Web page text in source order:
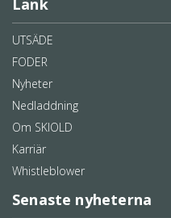
Länk
UTSÄDE
FODER
Nyheter
Nedladdning
Om SKIOLD
Karriär
Whistleblower
Senaste nyheterna